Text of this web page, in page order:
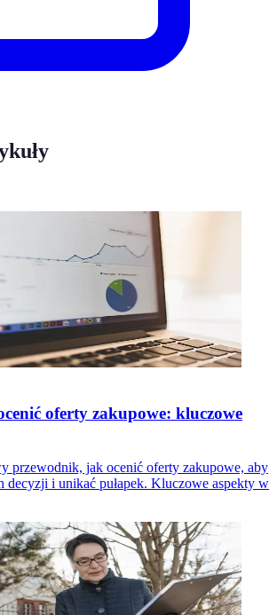
oferty zakupowe: kluczowe
przewodnik, jak ocenić oferty zakupowe, aby
decyzji i unikać pułapek. Kluczowe aspekty w